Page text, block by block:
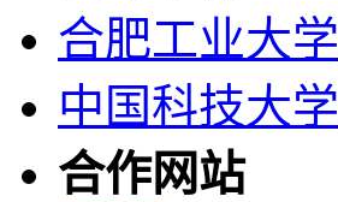
合肥工业大学
中国科技大学
合作网站